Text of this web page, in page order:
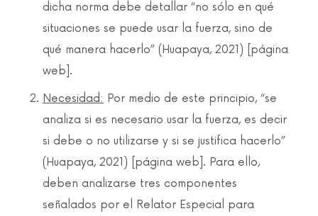
dicha norma debe detallar “no sólo en qué
situaciones se puede usar la fuerza, sino de
qué manera hacerlo” (Huapaya, 2021) [página
web].
Necesidad: Por medio de este principio, “se
analiza si es necesario usar la fuerza, es decir
si debe o no utilizarse y si se justifica hacerlo”
(Huapaya, 2021) [página web]. Para ello,
deben analizarse tres componentes
señalados por el Relator Especial para